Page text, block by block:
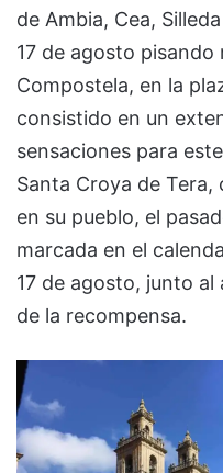
de Ambia, Cea,
17 de agosto
Compostela, en la
consistido en un
sensaciones para
Santa Croya de Tera,
en su pueblo, el
marcada en el
17 de agosto, junto
de la recompensa.